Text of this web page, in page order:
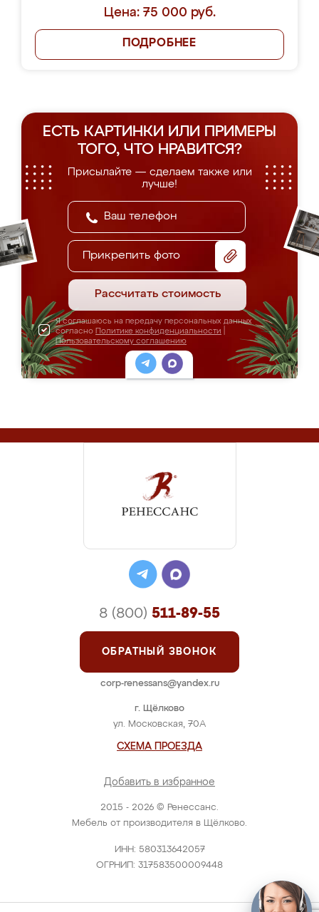
Цена: 75 000 руб.
ПОДРОБНЕЕ
ЕСТЬ КАРТИНКИ ИЛИ ПРИМЕРЫ
ТОГО, ЧТО НРАВИТСЯ?
Присылайте — сделаем также или
лучше!
Прикрепить фото
Рассчитать стоимость
Я соглашаюсь на передачу персональных данных
согласно Политике конфиденциальности
Пользовательскому соглашению
2015 - 2026 © Ренессанс.
Мебель от производителя в Щёлково.
ИНН: 580313642057
ОГРНИП: 317583500009448
г. Щёлково
ул. Московская, 70А
СХЕМА ПРОЕЗДА
Добавить в избранное
8 (800) 511-89-55
ОБРАТНЫЙ ЗВОНОК
corp-renessans@yandex.ru